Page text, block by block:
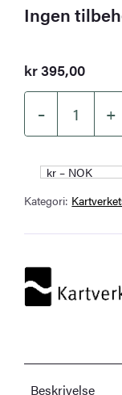
Ingen
kr395,00
–
Kartverket
–
landkart
(N50):
02-
antall
+
kr – NOK
Kategori:
Beskrivelse